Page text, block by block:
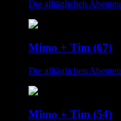
Die alltäglichen
Mimo + Tim (67)
Die alltäglichen
Mimo + Tim (54)